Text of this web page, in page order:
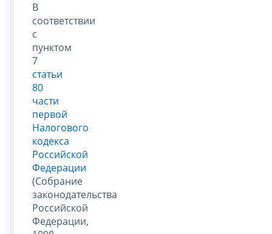
В
соответствии
с
пунктом
7
статьи
80
части
первой
Налогового
кодекса
Российской
Федерации
(Собрание
законодательства
Российской
Федерации,